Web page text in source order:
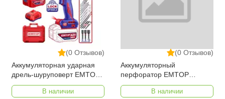
(0 Отзывов)
Аккумуляторная ударная
дрель-шуруповерт EMTOP
ECIDL429982
В наличии
(0 Отзывов)
Аккумуляторный
перфоратор EMTOP
ELRH202862
В наличии